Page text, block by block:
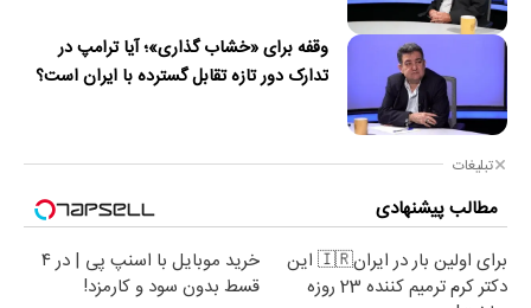
وقفه برای «خشاب گذاری»؛ آیا ترامپ در
تدارک دور تازه تقابل گسترده با ایران است؟
تبلیغات
مطالب پیشنهادی
برای اولین بار در ایران🇮🇷 این
دکتر کرم ترمیم کننده 23 روزه
خرید موبایل با اسنپ پی | در ۴
قسط بدون سود و کارمزد!